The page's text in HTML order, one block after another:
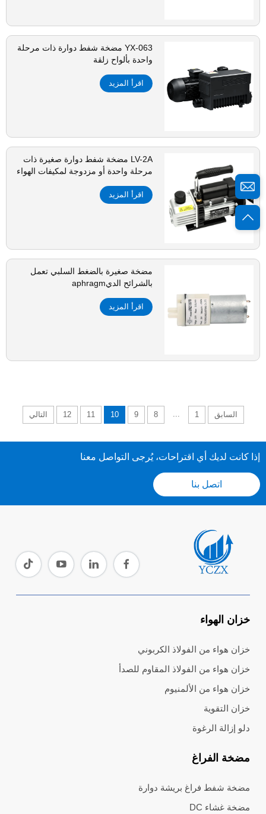
YX-063 مضخة شفط دوارة ذات مرحلة
واحدة بألواح زلقة
اقرأ المزيد
LV-2A مضخة شفط دوارة صغيرة ذات
مرحلة واحدة أو مزدوجة لمكيفات الهواء
اقرأ المزيد
مضخة صغيرة بالضغط السلبي تعمل
بالشرائح الديaphragm
اقرأ المزيد
السابق 1
8
9
10
11
12 التالي
إذا كانت لديك أي اقتراحات، يُرجى التواصل معنا
اتصل بنا
خزان الهواء
خزان هواء من الفولاذ الكربوني
خزان هواء من الفولاذ المقاوم للصدأ
خزان هواء من الألمنيوم
خزان التقوية
دلو إزالة الرغوة
مضخة الفراغ
مضخة شفط فراغ بريشة دوارة
مضخة غشاء DC